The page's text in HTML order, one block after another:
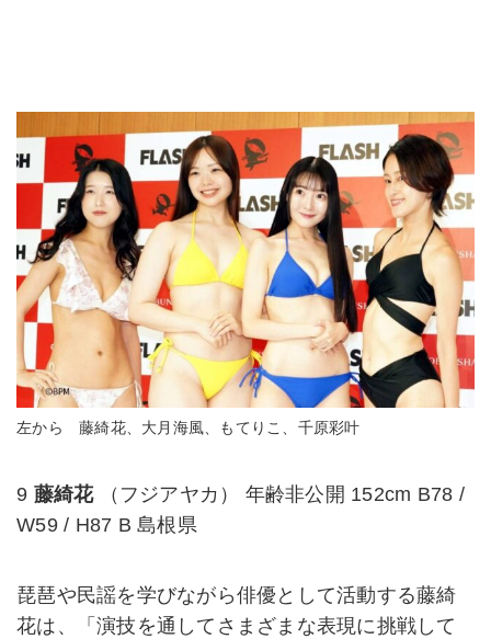
左から 藤綺花、大月海風、もてりこ、千原彩叶
9 藤綺花
（フジアヤカ） 年齢非公開 152cm B78 /
W59 / H87 B 島根県
琵琶や民謡を学びながら俳優として活動する藤綺
花は、「演技を通してさまざまな表現に挑戦して